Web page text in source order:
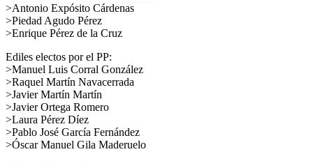
>Antonio Expósito Cárdenas
>Piedad Agudo Pérez
>Enrique Pérez de la Cruz
Ediles electos por el PP:
>Manuel Luis Corral González
>Raquel Martín Navacerrada
>Javier Martín Martín
>Javier Ortega Romero
>Laura Pérez Díez
>Pablo José García Fernández
>Óscar Manuel Gila Maderuelo